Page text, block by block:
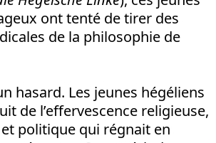
ont tenté de tirer des
de la philosophie de
hasard. Les jeunes hégéliens
de l’effervescence religieuse,
politique qui régnait en